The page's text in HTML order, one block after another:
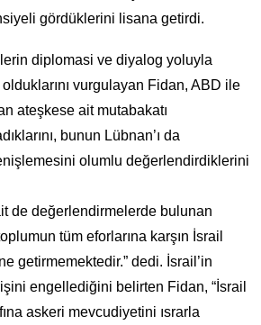
gördüklerini lisana getirdi.
diplomasi ve diyalog yoluyla
vurgulayan Fidan, ABD ile
ateşkese ait mutabakatı
bunun Lübnan’ı da
olumlu değerlendirdiklerini
de değerlendirmelerde bulunan
tüm eforlarına karşın İsrail
getirmemektedir.” dedi. İsrail’in
engellediğini belirten Fidan, “İsrail
askeri mevcudiyetini ısrarla